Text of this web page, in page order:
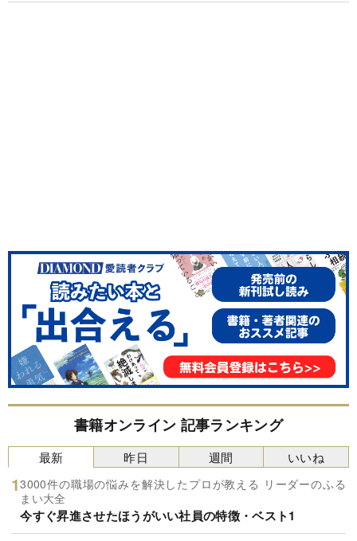
書籍オンライン 記事ランキング
最新
3000件の職場の悩みを解決したプロが教える リーダーのふる
まい大全
今すぐ昇進させたほうがいい社員の特徴・ベスト1
昨日 週間 いいね